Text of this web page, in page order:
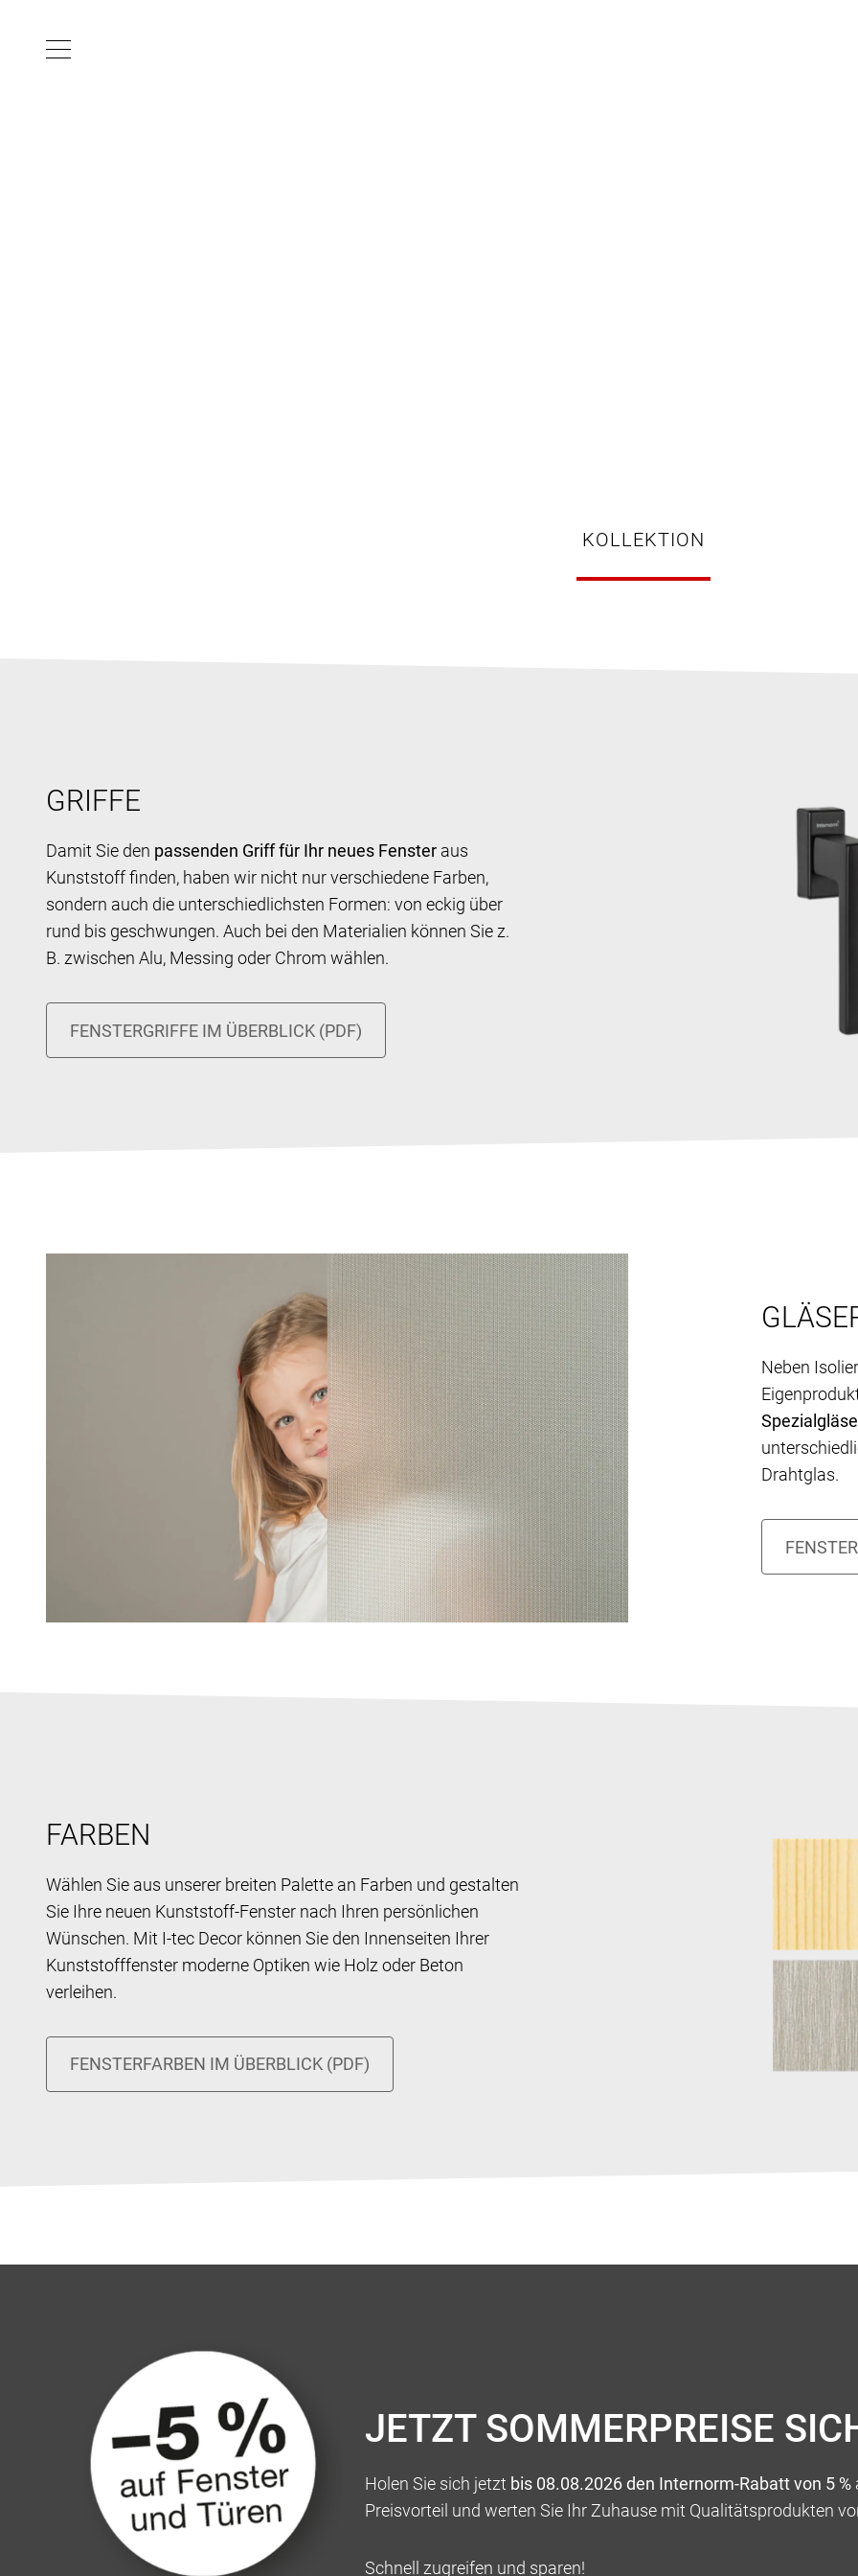
KOLLEKTION
GRIFFE
Damit Sie den passenden Griff für Ihr neues Fenster aus
Kunststoff finden, haben wir nicht nur verschiedene Farben,
sondern auch die unterschiedlichsten Formen: von eckig über
rund bis geschwungen. Auch bei den Materialien können Sie z.
B. zwischen Alu, Messing oder Chrom wählen.
Neben
Drahtglas.
FARBEN
Wählen Sie aus unserer breiten Palette an Farben und gestalten
Sie Ihre neuen Kunststoff-Fenster nach Ihren persönlichen
Wünschen. Mit I-tec Decor können Sie den Innenseiten Ihrer
Kunststofffenster moderne Optiken wie Holz oder Beton
verleihen.
JETZT SOMMERPREISE
Holen Sie sich jetzt bis 08.08.2026 den Internorm-Rabatt von 5 %
Preisvorteil und werten Sie Ihr Zuhause mit Qualitätsprodukten
Schnell zugreifen und sparen!